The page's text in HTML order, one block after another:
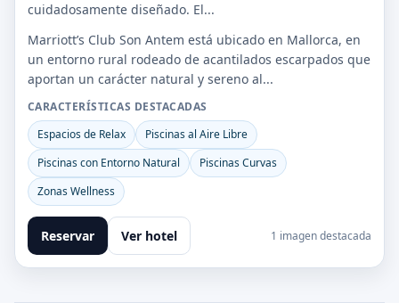
cuidadosamente diseñado. El...
Marriott’s Club Son Antem está ubicado en Mallorca, en
un entorno rural rodeado de acantilados escarpados que
aportan un carácter natural y sereno al...
CARACTERÍSTICAS DESTACADAS
Espacios de Relax
Piscinas al Aire Libre
Piscinas con Entorno Natural
Piscinas Curvas
Zonas Wellness
Reservar Ver hotel 1 imagen destacada